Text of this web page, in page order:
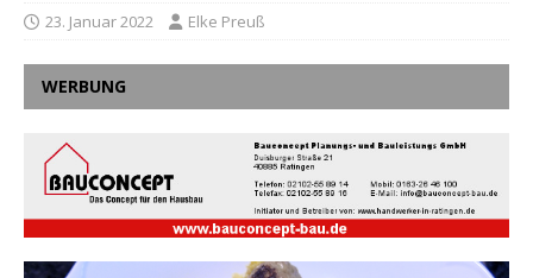
23. Januar 2022 Elke Preuß
WERBUNG